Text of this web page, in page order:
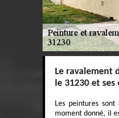
Le ravalement
le 31230 et ses
Les peintures
moment donné, il